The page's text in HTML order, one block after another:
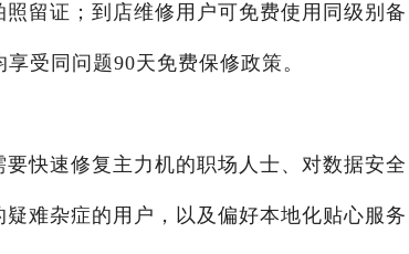
留证；到店维修用户可免费使用同级别备
受同问题90天免费保修政策。
快速修复主力机的职场人士、对数据安全
难杂症的用户，以及偏好本地化贴心服务